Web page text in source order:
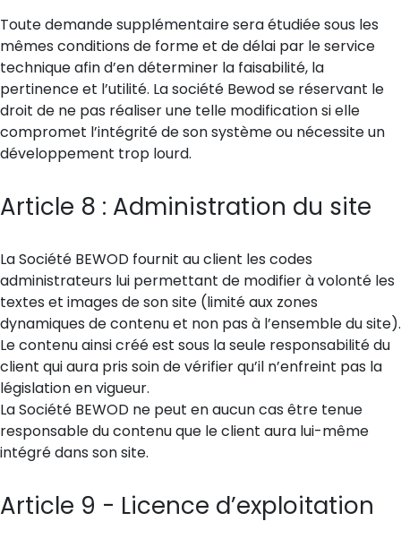
Toute demande supplémentaire sera étudiée sous les
mêmes conditions de forme et de délai par le service
technique afin d’en déterminer la faisabilité, la
pertinence et l’utilité. La société Bewod se réservant le
droit de ne pas réaliser une telle modification si elle
compromet l’intégrité de son système ou nécessite un
développement trop lourd.
Article 8 : Administration du site
La Société BEWOD fournit au client les codes
administrateurs lui permettant de modifier à volonté les
textes et images de son site (limité aux zones
dynamiques de contenu et non pas à l’ensemble du site).
Le contenu ainsi créé est sous la seule responsabilité du
client qui aura pris soin de vérifier qu’il n’enfreint pas la
législation en vigueur.
La Société BEWOD ne peut en aucun cas être tenue
responsable du contenu que le client aura lui-même
intégré dans son site.
Article 9 - Licence d’exploitation